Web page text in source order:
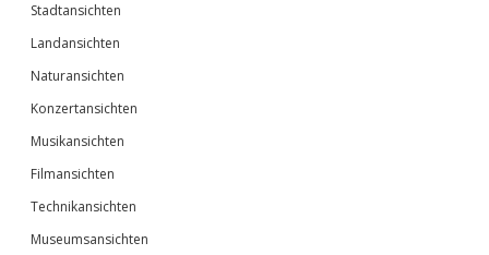
Stadtansichten
Landansichten
Naturansichten
Konzertansichten
Musikansichten
Filmansichten
Technikansichten
Museumsansichten